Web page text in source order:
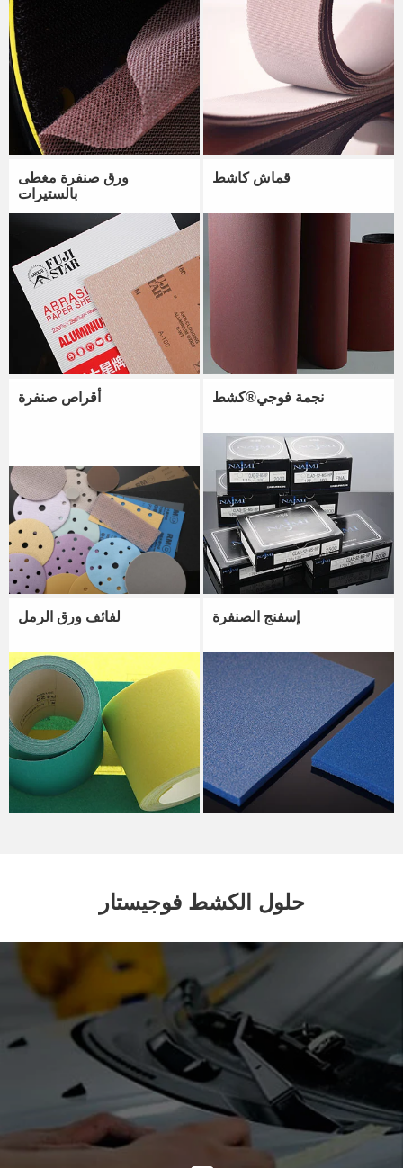
ورق صنفرة مغطى
بالستيرات
قماش كاشط
أقراص صنفرة نجمة فوجي®كشط
لفائف ورق الرمل إسفنج الصنفرة
حلول الكشط فوجيستار